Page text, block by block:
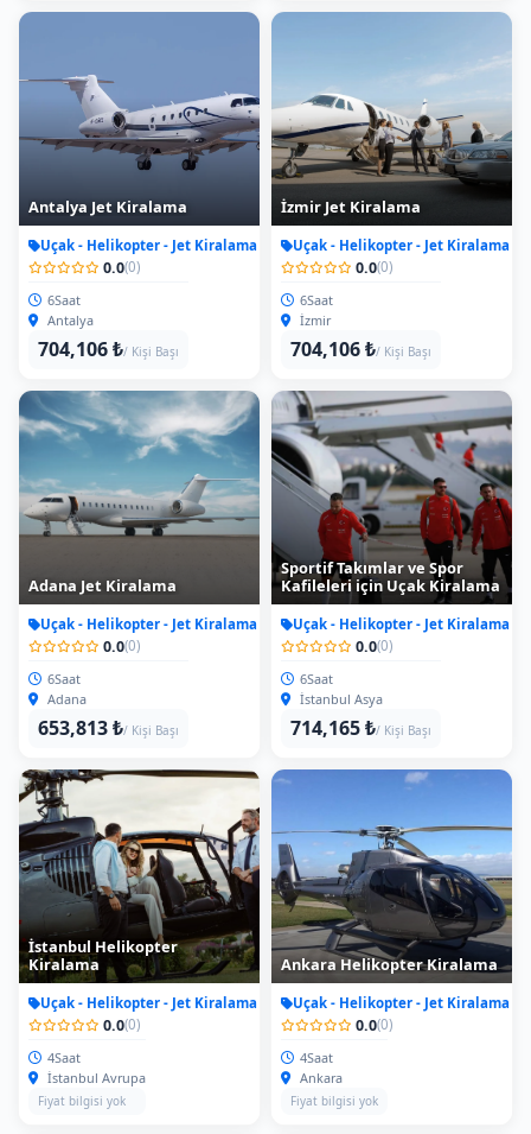
Antalya Jet Kiralama
Uçak - Helikopter - Jet Kiralama
0.0(0)
6Saat
Antalya
704,106 ₺/ Kişi Başı
İzmir Jet Kiralama
Uçak - Helikopter - Jet Kiralama
0.0(0)
6Saat
İzmir
704,106 ₺/ Kişi Başı
Adana Jet Kiralama
Uçak - Helikopter - Jet Kiralama
0.0(0)
6Saat
Adana
653,813 ₺/ Kişi Başı
Sportif Takımlar ve Spor
Kafileleri için Uçak Kiralama
Uçak - Helikopter - Jet Kiralama
0.0(0)
6Saat
İstanbul Asya
714,165 ₺/ Kişi Başı
İstanbul Helikopter
Kiralama
Uçak - Helikopter - Jet Kiralama
0.0(0)
4Saat
İstanbul Avrupa
Fiyat bilgisi yok
Ankara Helikopter Kiralama
Uçak - Helikopter - Jet Kiralama
0.0(0)
4Saat
Ankara
Fiyat bilgisi yok